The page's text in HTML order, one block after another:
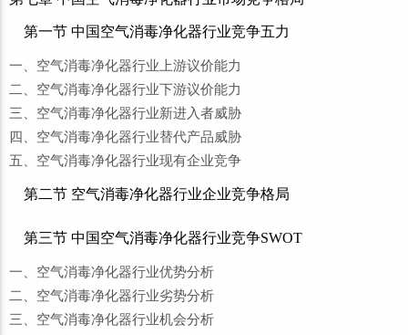
第一节 中国空气消毒净化器行业竞争五力
一、空气消毒净化器行业上游议价能力
二、空气消毒净化器行业下游议价能力
三、空气消毒净化器行业新进入者威胁
四、空气消毒净化器行业替代产品威胁
五、空气消毒净化器行业现有企业竞争
第二节 空气消毒净化器行业企业竞争格局
第三节 中国空气消毒净化器行业竞争SWOT
一、空气消毒净化器行业优势分析
二、空气消毒净化器行业劣势分析
三、空气消毒净化器行业机会分析